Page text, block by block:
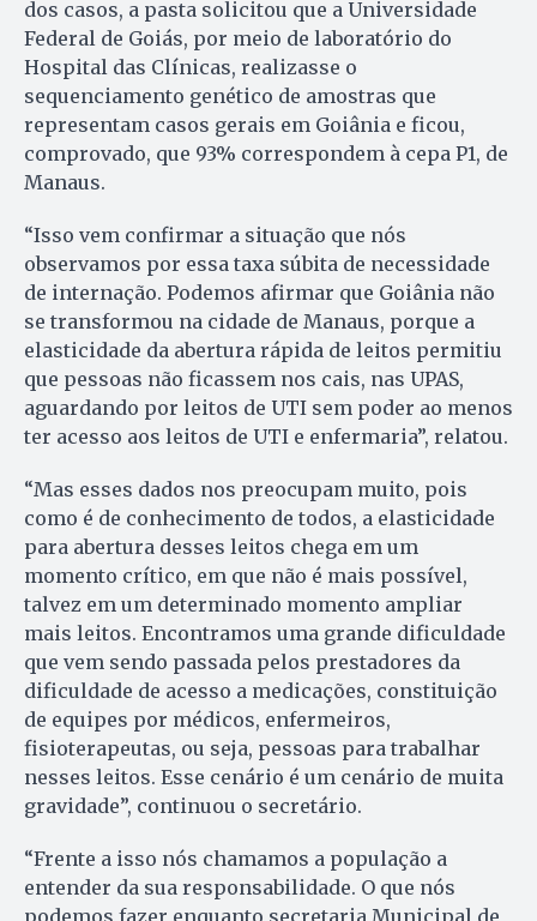
dos casos, a pasta solicitou que a Universidade
Federal de Goiás, por meio de laboratório do
Hospital das Clínicas, realizasse o
sequenciamento genético de amostras que
representam casos gerais em Goiânia e ficou,
comprovado, que 93% correspondem à cepa P1, de
Manaus.
“Isso vem confirmar a situação que nós
observamos por essa taxa súbita de necessidade
de internação. Podemos afirmar que Goiânia não
se transformou na cidade de Manaus, porque a
elasticidade da abertura rápida de leitos permitiu
que pessoas não ficassem nos cais, nas UPAS,
aguardando por leitos de UTI sem poder ao menos
ter acesso aos leitos de UTI e enfermaria”, relatou.
“Mas esses dados nos preocupam muito, pois
como é de conhecimento de todos, a elasticidade
para abertura desses leitos chega em um
momento crítico, em que não é mais possível,
talvez em um determinado momento ampliar
mais leitos. Encontramos uma grande dificuldade
que vem sendo passada pelos prestadores da
dificuldade de acesso a medicações, constituição
de equipes por médicos, enfermeiros,
fisioterapeutas, ou seja, pessoas para trabalhar
nesses leitos. Esse cenário é um cenário de muita
gravidade”, continuou o secretário.
“Frente a isso nós chamamos a população a
entender da sua responsabilidade. O que nós
podemos fazer enquanto secretaria Municipal de